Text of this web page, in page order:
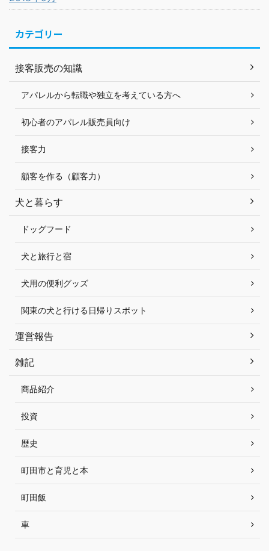
カテゴリー
接客販売の知識
アパレルから転職や独立を考えている方へ
初心者のアパレル販売員向け
接客力
顧客を作る（顧客力）
犬と暮らす
ドッグフード
犬と旅行と宿
犬用の便利グッズ
関東の犬と行ける日帰りスポット
運営報告
雑記
商品紹介
投資
歴史
町田市と育児と本
町田飯
車